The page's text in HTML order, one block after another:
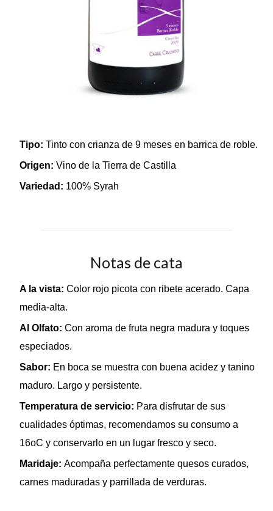
Tipo: Tinto con crianza de 9 meses en barrica de roble.
Origen: Vino de la Tierra de Castilla
Variedad: 100% Syrah
Notas de cata
A la vista:Color rojo picota con ribete acerado. Capa
media-alta.
Al Olfato:Con aroma de fruta negra madura y toques
especiados.
Sabor: En boca se muestra con buena acidez y tanino
maduro. Largo y persistente.
Temperatura de servicio: Para disfrutar de sus
cualidades óptimas, recomendamos su consumo a
16oC y conservarlo en un lugar fresco y seco.
Maridaje:Acompaña perfectamente quesos curados,
carnes maduradas y parrillada de verduras.